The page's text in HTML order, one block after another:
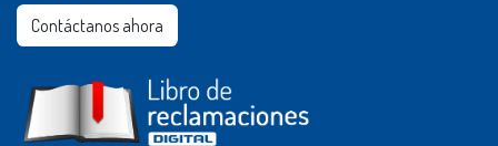
Contáctanos ahora​​